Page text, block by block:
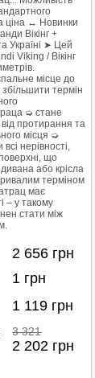
ціна ↔ Новинки
Вікінг +
Україні ➤ Цей
Viking / Вікінг
місце до
термін
➭ стане
протирання та
місця ➭
нерівності,
що
або крісла
терміном
має
– у такому
стати між
2 656 грн
1 грн
1 119 грн
3 321
2 202 грн